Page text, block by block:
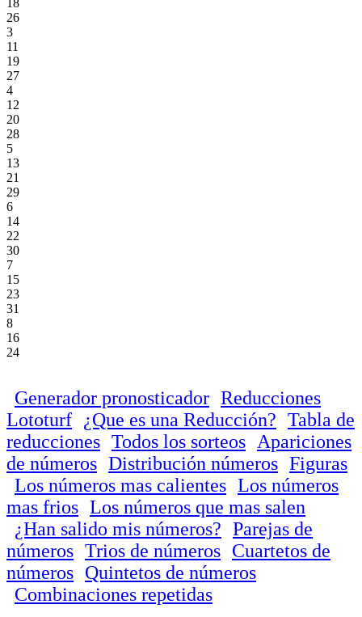
26
3
11
19
27
4
12
20
28
5
13
21
29
6
14
22
30
7
15
23
31
8
16
24
Generador pronosticador Reducciones
Lototurf
¿Que es una Reducción? Tabla de
reducciones Todos los sorteos
Apariciones
de números Distribución números Figuras
Los números mas calientes Los números
mas frios Los números que mas salen
¿Han salido mis números? Parejas de
números Trios de números Cuartetos de
números Quintetos de números
Combinaciones repetidas